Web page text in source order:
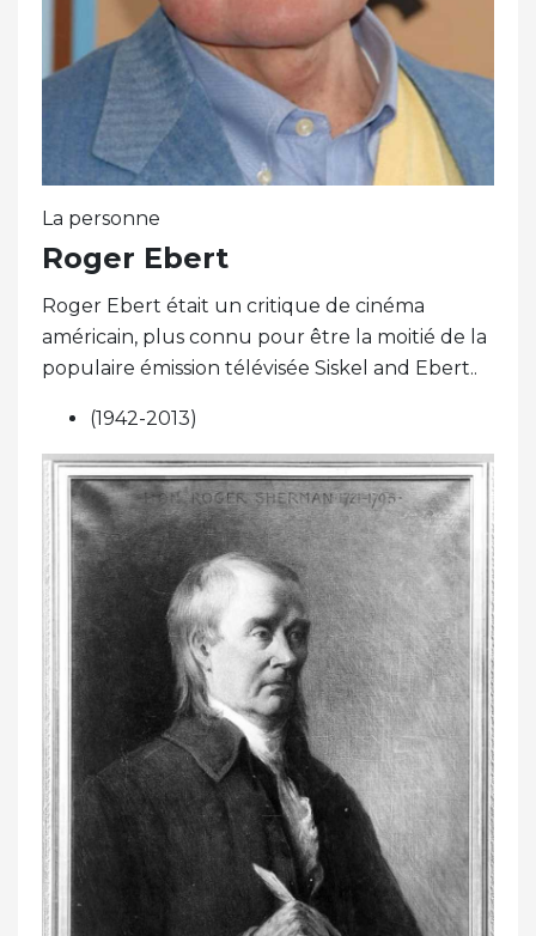
La personne
Roger Ebert
Roger Ebert était un critique de cinéma
américain, plus connu pour être la moitié de la
populaire émission télévisée Siskel and Ebert..
(1942-2013)